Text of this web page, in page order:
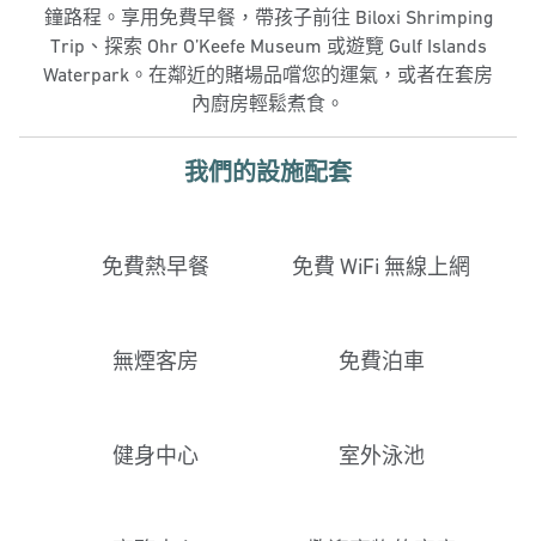
鐘路程。享用免費早餐，帶孩子前往 Biloxi Shrimping
Trip、探索 Ohr O’Keefe Museum 或遊覽 Gulf Islands
Waterpark。在鄰近的賭場品嚐您的運氣，或者在套房
內廚房輕鬆煮食。
我們的設施配套
免費熱早餐 免費 WiFi 無線上網
無煙客房 免費泊車
健身中心 室外泳池